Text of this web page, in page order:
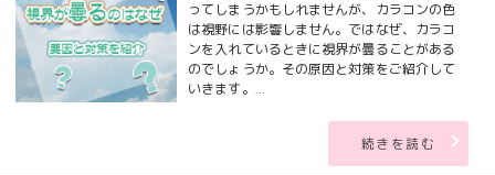
ってしまうかもしれませんが、カラコンの色
は視野には影響しません。ではなぜ、カラコ
ンを入れているときに視界が曇ることがある
のでしょうか。その原因と対策をご紹介して
いきます。...
続きを読む